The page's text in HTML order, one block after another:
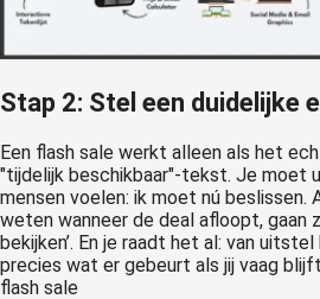
Stap 2: Stel een duidelijke
Een flash sale werkt alleen als het
"tijdelijk beschikbaar"-tekst. Je moet
mensen voelen: ik moet nú beslissen.
weten wanneer de deal afloopt, gaan
bekijken’. En je raadt het al: van
precies wat er gebeurt als jij vaag
flash sale